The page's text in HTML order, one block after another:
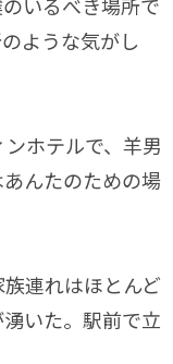
ような気がし
ホテルで、羊男
んたのための場
連れはほとんど
いた。駅前で立